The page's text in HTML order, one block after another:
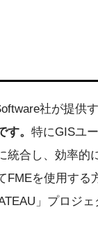
社が提供す
。 特にGISユ
統合し、効率的
FMEを使用する
」プロジ